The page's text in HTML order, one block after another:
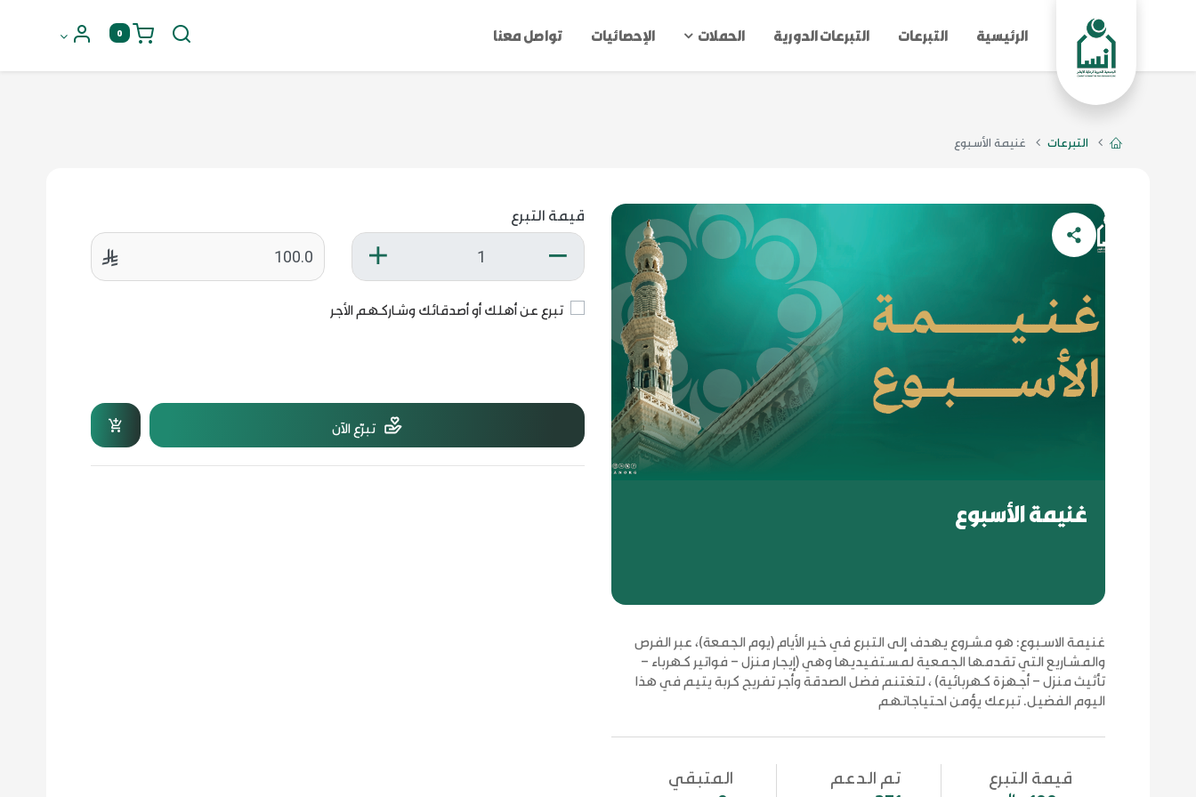
الرئيسية التبرعات التبرعات الدورية الحملات الإحصائيات تواصل معنا 0
التبرعات غنيمة الأسبوع
غنيمة الأسبوع
غنيمة الاسبوع: هو مشروع يهدف إلى التبرع في خير الأيام (يوم الجمعة)، عبر الفرص
والمشاريع التي تقدمها الجمعية لمستفيديها وهي (إيجار منزل – فواتير كهرباء –
تأثيث منزل – أجهزة كهربائية) ، لتغتنم فضل الصدقة وأجر تفريج كربة يتيم في هذا
اليوم الفضيل. تبرعك يؤمن احتياجاتهم
قيمة التبرع
تم الدعم
المتبقي
قيمة التبرع
تبرع عن أهلك أو أصدقائك وشاركهم الأجر
تبرّع الآن